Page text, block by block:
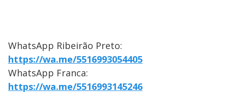
WhatsApp Ribeirão Preto:
https://wa.me/5516993054405
WhatsApp Franca:
https://wa.me/5516993145246